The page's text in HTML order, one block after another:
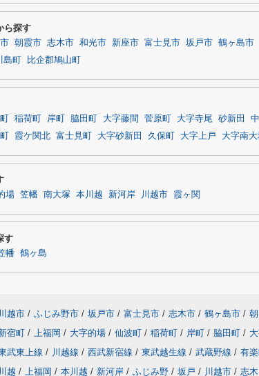
ら探す
朝霞市 志木市 和光市 新座市 富士見市 坂戸市 鶴ヶ島市
町 比企郡鳩山町
稲荷町 岸町 脇田町 大字藤間 菅原町 大字寺尾 砂新田
霞ケ関北 富士見町 大字砂新田 久保町 大字上戸 大字南
場 笠幡 南大塚 本川越 新河岸 川越市 霞ヶ関
す
幡 鶴ヶ島
川越市 / ふじみ野市 / 坂戸市 / 富士見市 / 志木市 / 鶴ヶ島市 /
宿町 / 上福岡 / 大字的場 / 仙波町 / 稲荷町 / 岸町 / 脇田町 /
武東上線 / 川越線 / 西武新宿線 / 東武越生線 / 武蔵野線 / 有
川越 / 上福岡 / 本川越 / 新河岸 / ふじみ野 / 坂戸 / 川越市 / 志木